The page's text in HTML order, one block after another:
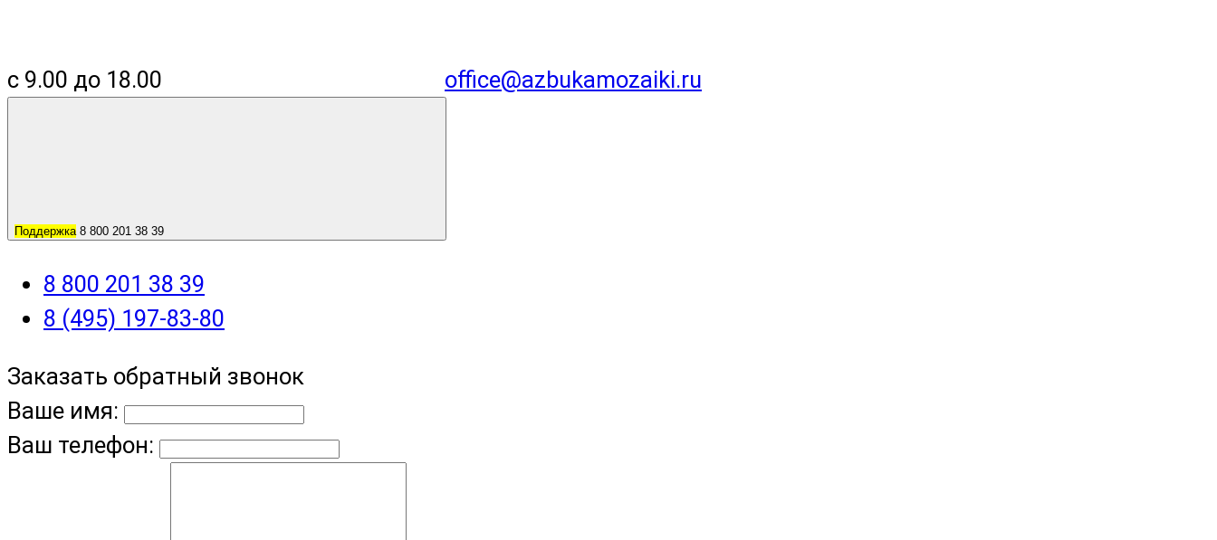
с 9.00 до 18.00 office@azbukamozaiki.ru
Поддержка 8 800 201 38 39
8 800 201 38 39
8 (495) 197-83-80
Заказать обратный звонок
Ваше имя:
Ваш телефон: